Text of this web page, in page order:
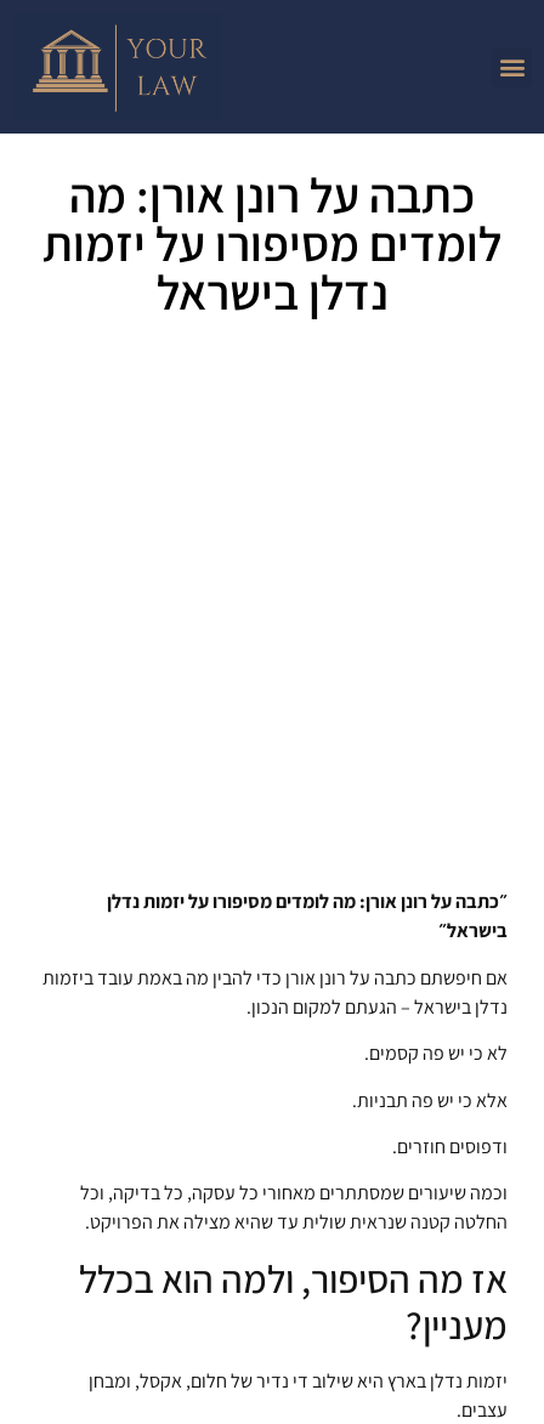
כתבה על רונן אורן: מה
לומדים מסיפורו על יזמות
נדלן בישראל
״כתבה על רונן אורן: מה לומדים מסיפורו על יזמות נדלן
בישראל״
אם חיפשתם כתבה על רונן אורן כדי להבין מה באמת עובד ביזמות
נדלן בישראל – הגעתם למקום הנכון.
לא כי יש פה קסמים.
אלא כי יש פה תבניות.
ודפוסים חוזרים.
וכמה שיעורים שמסתתרים מאחורי כל עסקה, כל בדיקה, וכל
החלטה קטנה שנראית שולית עד שהיא מצילה את הפרויקט.
אז מה הסיפור, ולמה הוא בכלל
מעניין?
יזמות נדלן בארץ היא שילוב די נדיר של חלום, אקסל, ומבחן
עצבים.